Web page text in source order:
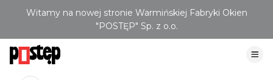
Witamy na nowej stronie Warmińskiej Fabryki Okien
"POSTĘP" Sp. z o.o.